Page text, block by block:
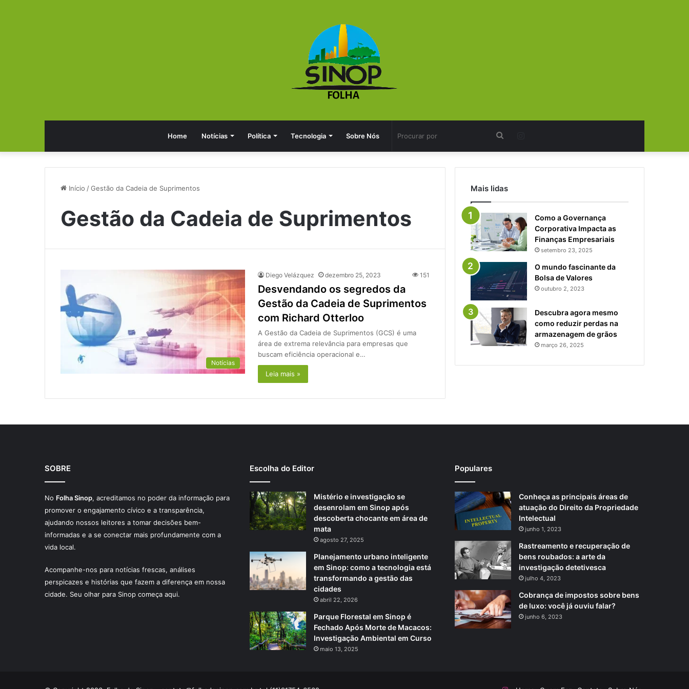
Home Notícias Política Tecnologia Sobre Nós
por
Início /Gestão da Cadeia de Suprimentos
Gestão da Cadeia de Suprimentos
Notícias
Diego Velázquez dezembro 25, 2023 151
Desvendando os segredos da
Gestão da Cadeia de Suprimentos
com Richard Otterloo
A Gestão da Cadeia de Suprimentos (GCS) é uma
área de extrema relevância para empresas que
buscam eficiência operacional e…
Leia mais »
Mais lidas
Como a Governança
Corporativa Impacta as
Finanças Empresariais
setembro 23, 2025
O mundo fascinante da
Bolsa de Valores
outubro 2, 2023
Descubra agora mesmo
como reduzir perdas na
armazenagem de grãos
março 26, 2025
SOBRE
No Folha Sinop, acreditamos no poder da informação para
promover o engajamento cívico e a transparência,
ajudando nossos leitores a tomar decisões bem-
informadas e a se conectar mais profundamente com a
vida local.
Acompanhe-nos para notícias frescas, análises
perspicazes e histórias que fazem a diferença em nossa
cidade. Seu olhar para Sinop começa aqui.
Escolha do Editor
Mistério e investigação se
desenrolam em Sinop após
descoberta chocante em área de
mata
agosto 27, 2025
Planejamento urbano inteligente
em Sinop: como a tecnologia está
transformando a gestão das
cidades
abril 22, 2026
Parque Florestal em Sinop é
Fechado Após Morte de Macacos:
Investigação Ambiental em Curso
maio 13, 2025
Populares
Conheça as principais áreas de
atuação do Direito da Propriedade
Intelectual
junho 1, 2023
Rastreamento e recuperação de
bens roubados: a arte da
investigação detetivesca
julho 4, 2023
Cobrança de impostos sobre bens
de luxo: você já ouviu falar?
junho 6, 2023